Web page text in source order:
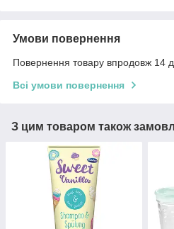
Умови повернення
Повернення товару впродовж 14
Всі умови повернення
З цим товаром також